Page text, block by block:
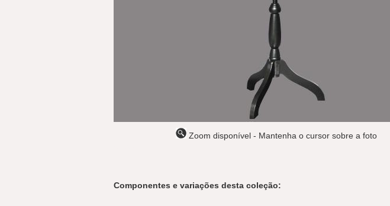
Zoom disponível - Mantenha o cursor sobre a foto
Componentes e variações desta coleção: